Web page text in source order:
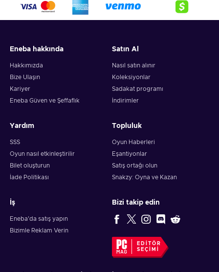
Press Use a code button;
Enter the purchased key code;
Interested in other offers like this one? Visit the
Eneba hakkında
Hakkımızda
Bize Ulaşın
Kariyer
Eneba Güven ve Şeffaflık
Satın Al
Nasıl satın alınır
Koleksiyonlar
Sadakat programı
İndirimler
Yardım
SSS
Oyun nasıl etkinleştirilir
Bilet oluşturun
İade Politikası
Topluluk
Oyun Haberleri
Eşantiyonlar
Satış ortağı olun
Snakzy: Oyna ve Kazan
İş
Eneba'da satış yapın
Bizimle Reklam Verin
Bizi takip edin
EDITÖR
SEÇIMI